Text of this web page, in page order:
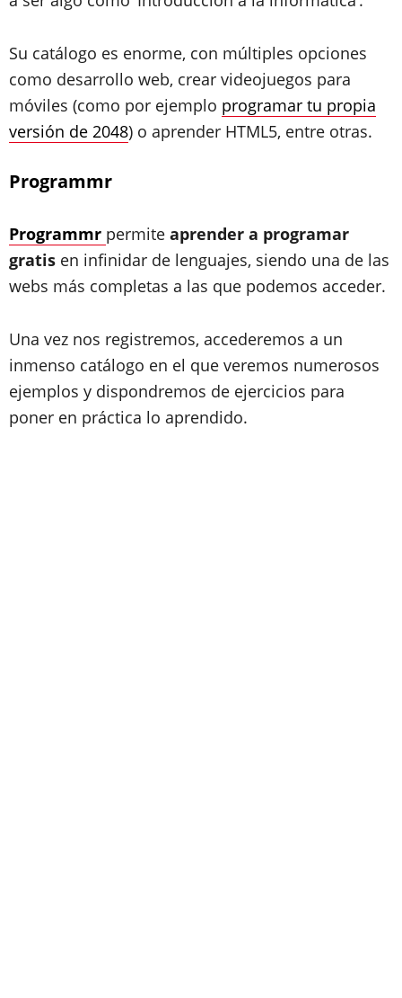
Su catálogo es enorme, con múltiples opciones
como desarrollo web, crear videojuegos para
móviles (como por ejemplo programar tu propia
versión de 2048) o aprender HTML5, entre otras.
Programmr
Programmr permite aprender a programar
gratis en infinidar de lenguajes, siendo una de las
webs más completas a las que podemos acceder.
Una vez nos registremos, accederemos a un
inmenso catálogo en el que veremos numerosos
ejemplos y dispondremos de ejercicios para
poner en práctica lo aprendido.